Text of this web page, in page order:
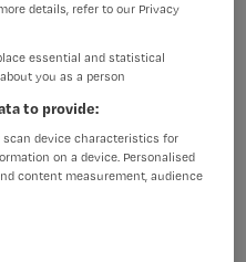
bij OLVG is niet
enkele vergelijkbare
zijn.
details, refer to our Privacy
essential and statistical
you as a person
to provide:
scan device characteristics for
on a device. Personalised
content measurement, audience